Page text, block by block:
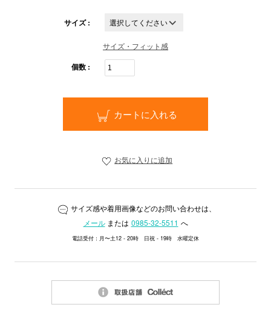
サイズ :
サイズ・フィット感
個数 :
カートに入れる
お気に入りに追加
サイズ感や着用画像などのお問い合わせは、
メールまたは 0985-32-5511 へ
電話受付：月〜土12 - 20時 日祝 - 19時 水曜定休